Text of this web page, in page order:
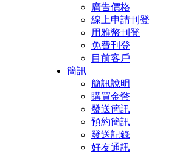
廣告價格
線上申請刊登
用雅幣刊登
免費刊登
目前客戶
簡訊
簡訊說明
購買金幣
發送簡訊
預約簡訊
發送記錄
好友通訊